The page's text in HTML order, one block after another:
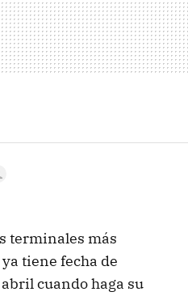
terminales más
tiene fecha de
cuando haga su